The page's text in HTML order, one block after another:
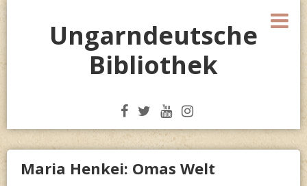
Skip
Ungarndeutsche
Bibliothek
Maria Henkei: Omas Welt